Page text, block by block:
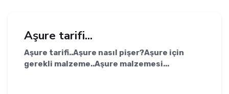
Aşure tarifi...
Aşure tarifi..Aşure nasıl pişer?Aşure için
gerekli malzeme..Aşure malzemesi...